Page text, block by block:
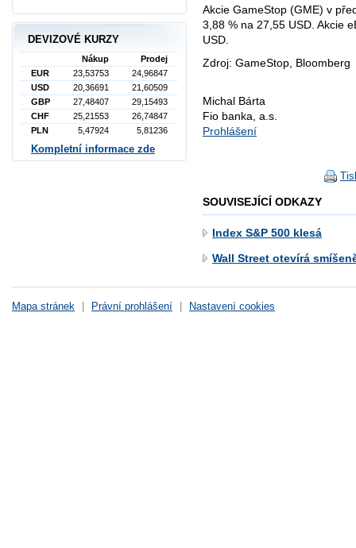
Akcie GameStop (GME) v
3,88 % na 27,55 USD. Akcie
USD.
Zdroj: GameStop, Bloomberg
Michal Bárta
Fio banka, a.s.
Prohlášení
SOUVISEJÍCÍ ODKAZY
Index S&P 500 klesá
Wall Street otevírá
DEVIZOVÉ KURZY
Nákup
Prodej
EUR
23,53753
24,96847
USD
20,36691
21,60509
GBP
27,48407
29,15493
CHF
25,21553
26,74847
PLN
5,47924 5,81236
Kompletní informace zde
Mapa stránek Právní prohlášení Nastavení cookies